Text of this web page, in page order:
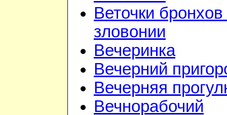
Веточки
зловонии
Вечеринка
Вечерний
Вечерняя
Вечнорабочий